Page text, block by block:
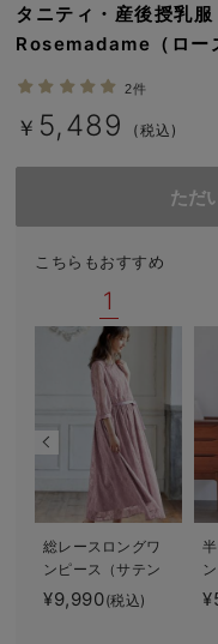
便利な育児家電
保育園・入園準備特集
デロンギ
入院準備の持ち物チェック
タニティ・産後授乳服
Rosemadame（ロー
2件
￥ 5,489 (税込)
ただ
こちらもおすすめ
1
総レースロングワ
ンピース（サテン
リボンベルト
付） マタニテ
¥9,990(税込)